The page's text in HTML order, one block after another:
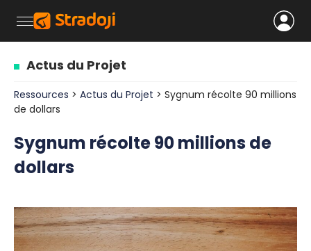
Actus du Projet
Ressources > Actus du Projet > Sygnum récolte 90 millions
de dollars
Sygnum récolte 90 millions de
dollars